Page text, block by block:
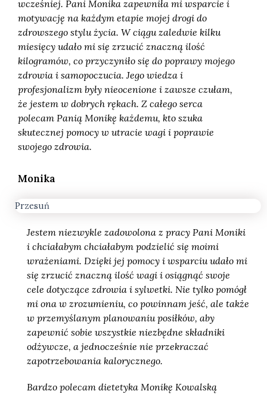
wcześniej. Pani Monika zapewniła mi wsparcie i
motywację na każdym etapie mojej drogi do
zdrowszego stylu życia. W ciągu zaledwie kilku
miesięcy udało mi się zrzucić znaczną ilość
kilogramów, co przyczyniło się do poprawy mojego
zdrowia i samopoczucia. Jego wiedza i
profesjonalizm były nieocenione i zawsze czułam,
że jestem w dobrych rękach. Z całego serca
polecam Panią Monikę każdemu, kto szuka
skutecznej pomocy w utracie wagi i poprawie
swojego zdrowia.
Monika
Przesuń
Jestem niezwykle zadowolona z pracy Pani Moniki
i chciałabym chciałabym podzielić się moimi
wrażeniami. Dzięki jej pomocy i wsparciu udało mi
się zrzucić znaczną ilość wagi i osiągnąć swoje
cele dotyczące zdrowia i sylwetki. Nie tylko pomógł
mi ona w zrozumieniu, co powinnam jeść, ale także
w przemyślanym planowaniu posiłków, aby
zapewnić sobie wszystkie niezbędne składniki
odżywcze, a jednocześnie nie przekraczać
zapotrzebowania kalorycznego.
Bardzo polecam dietetyka Monikę Kowalską